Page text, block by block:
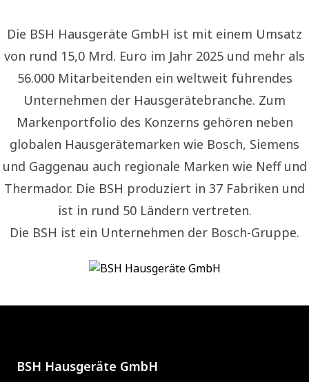
Die BSH Hausgeräte GmbH ist mit einem Umsatz
von rund 15,0 Mrd. Euro im Jahr 2025 und mehr als
56.000 Mitarbeitenden ein weltweit führendes
Unternehmen der Hausgerätebranche. Zum
Markenportfolio des Konzerns gehören neben
globalen Hausgerätemarken wie Bosch, Siemens
und Gaggenau auch regionale Marken wie Neff und
Thermador. Die BSH produziert in 37 Fabriken und
ist in rund 50 Ländern vertreten.
Die BSH ist ein Unternehmen der Bosch-Gruppe.
BSH Hausgeräte GmbH